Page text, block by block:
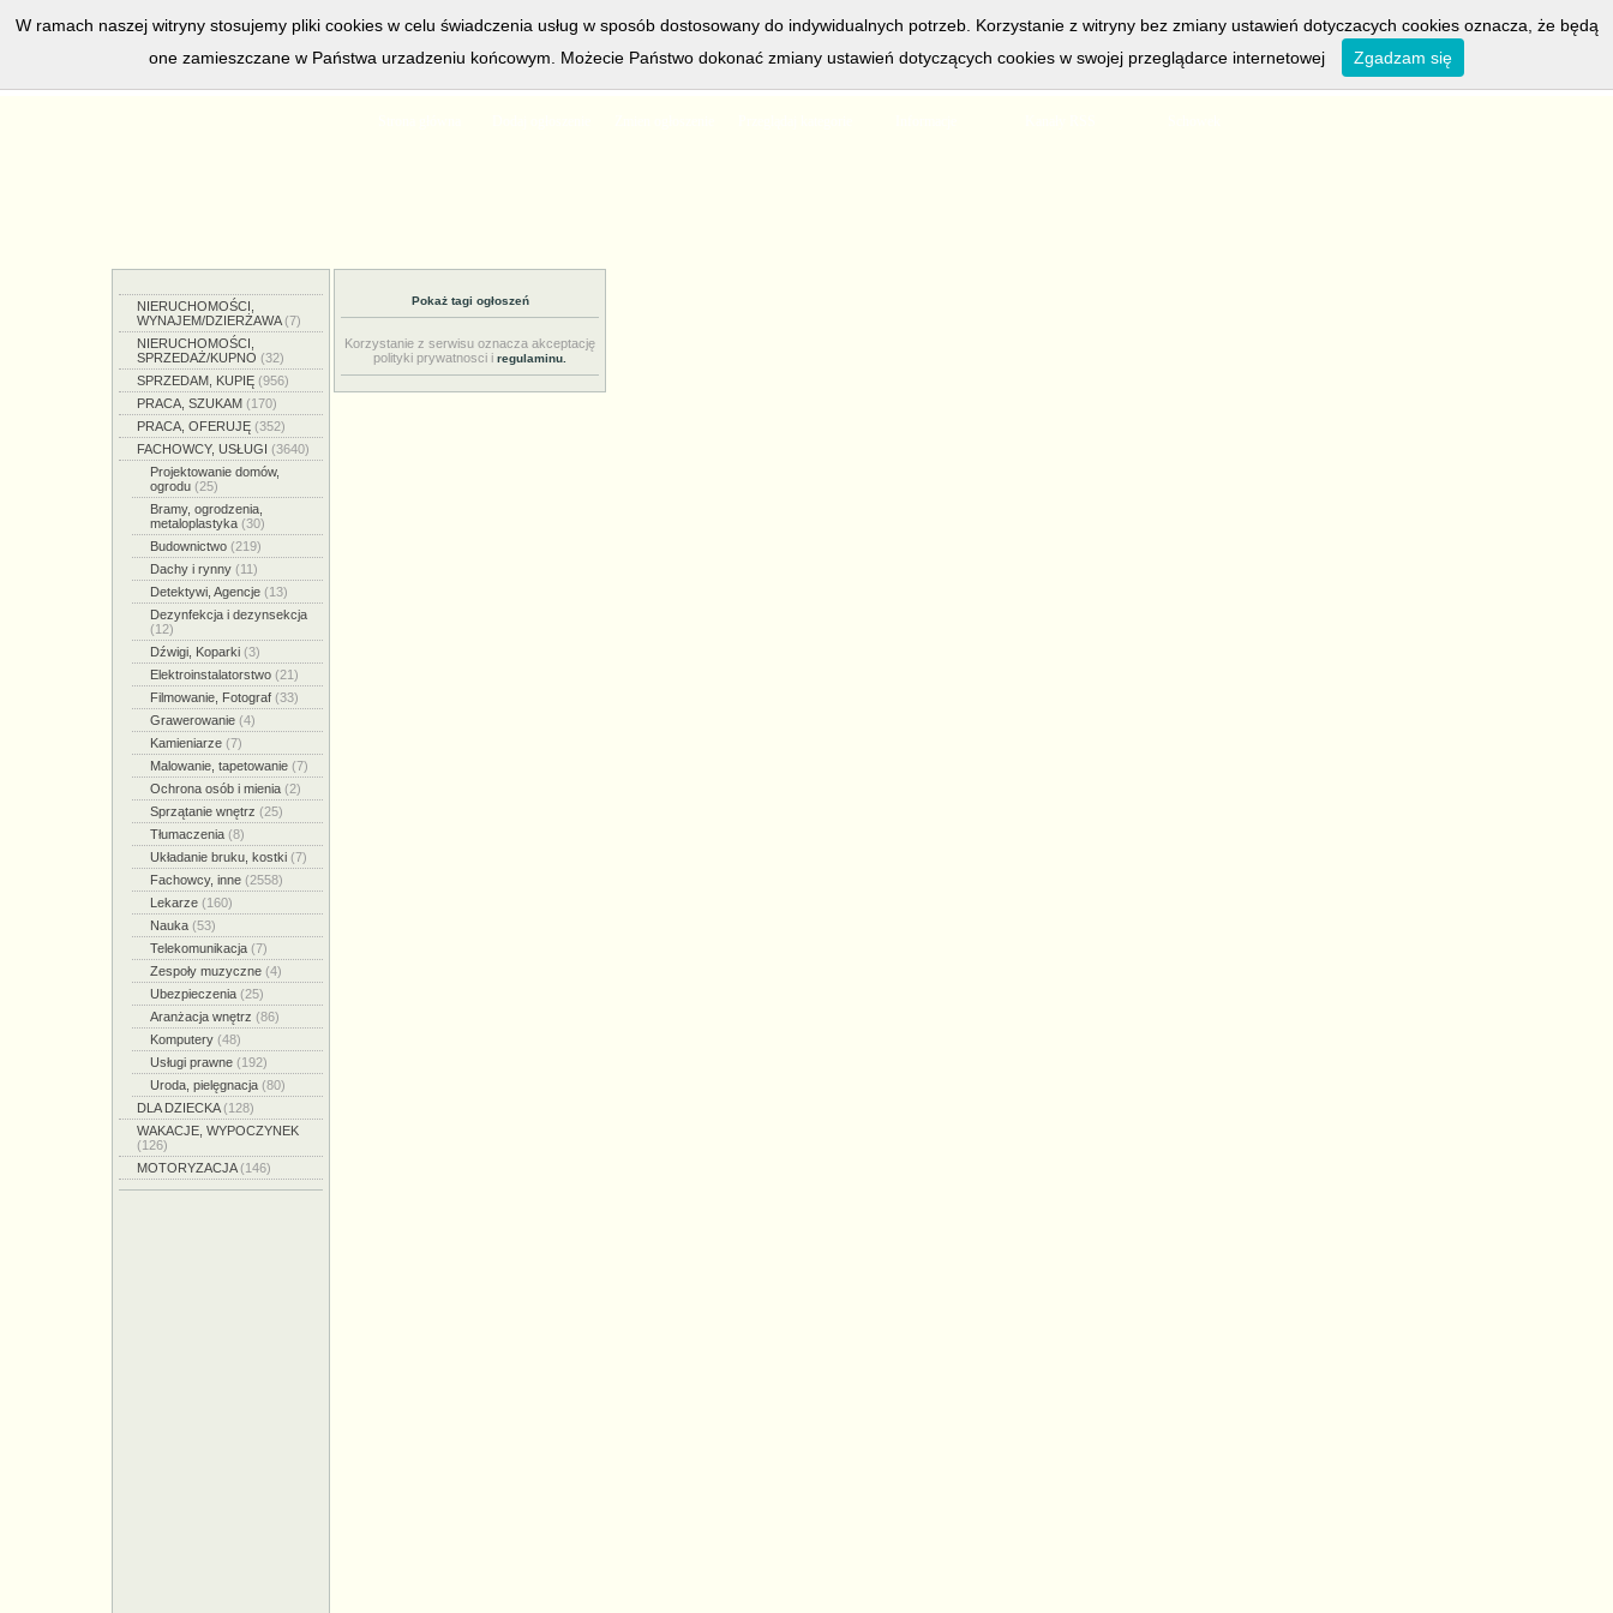
w bieżacej chwili posiadamy5558aktywnych ogłoszeń, serwis przeglądają 47osoby, życzenia imieninowe i kwiaty adresujemy dziś do: Izy, Rajmunda i Seweryna
NIERUCHOMOŚCI,
WYNAJEM/DZIERŻAWA(7)
NIERUCHOMOŚCI,
SPRZEDAŻ/KUPNO (32)
SPRZEDAM, KUPIĘ (956)
PRACA, SZUKAM (170)
PRACA, OFERUJĘ (352)
FACHOWCY, USŁUGI (3640)
Projektowanie domów,
ogrodu (25)
Bramy, ogrodzenia,
metaloplastyka (30)
Budownictwo (219)
Dachy i rynny (11)
Detektywi, Agencje (13)
Dezynfekcja i dezynsekcja
(12)
Dźwigi, Koparki (3)
Elektroinstalatorstwo (21)
Filmowanie, Fotograf (33)
Grawerowanie (4)
Kamieniarze (7)
Malowanie, tapetowanie (7)
Ochrona osób i mienia (2)
Sprzątanie wnętrz (25)
Tłumaczenia (8)
Układanie bruku, kostki (7)
Fachowcy, inne (2558)
Lekarze (160)
Nauka (53)
Telekomunikacja (7)
Zespoły muzyczne (4)
Ubezpieczenia (25)
Aranżacja wnętrz (86)
Komputery (48)
Usługi prawne (192)
Uroda, pielęgnacja (80)
DLA DZIECKA(128)
WAKACJE, WYPOCZYNEK
(126)
MOTORYZACJA(146)
Pokaż tagi ogłoszeń
Korzystanie z serwisu oznacza akceptację
polityki prywatnosci i regulaminu.
W ramach naszej witryny stosujemy pliki cookies w celu świadczenia usług w sposób dostosowany do indywidualnych potrzeb. Korzystanie z witryny bez zmiany ustawień dotyczacych cookies oznacza, że będą
one zamieszczane w Państwa urzadzeniu końcowym. Możecie Państwo dokonać zmiany ustawień dotyczących cookies w swojej przeglądarce internetowej
Zgadzam się